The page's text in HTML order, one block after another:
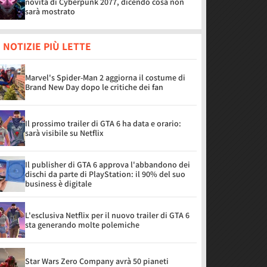
sarà mostrato
NOTIZIE PIÙ LETTE
Marvel's Spider-Man 2 aggiorna il costume di
Brand New Day dopo le critiche dei fan
Il prossimo trailer di GTA 6 ha data e orario:
sarà visibile su Netflix
Il publisher di GTA 6 approva l'abbandono dei
dischi da parte di PlayStation: il 90% del suo
business è digitale
L'esclusiva Netflix per il nuovo trailer di GTA 6
sta generando molte polemiche
Star Wars Zero Company avrà 50 pianeti